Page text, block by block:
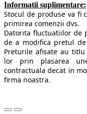
Informatii suplimentare:
Stocul de produse va fi
primirea comenzii dvs.
Datorita fluctuatiilor de
de a modifica pretul
Preturile afisate au
lor prin plasarea
contractuala decat in
firma noastra.